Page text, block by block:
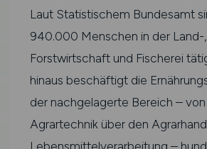
Laut Statistischem Bundesamt
940.000 Menschen in der Land-,
Forstwirtschaft und Fischerei
hinaus beschäftigt die
der nachgelagerte Bereich –
Agrartechnik über den
Lebensmittelverarbeitung –